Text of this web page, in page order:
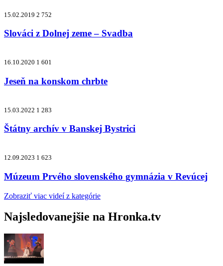
15.02.2019 2 752
Slováci z Dolnej zeme – Svadba
16.10.2020 1 601
Jeseň na konskom chrbte
15.03.2022 1 283
Štátny archív v Banskej Bystrici
12.09.2023 1 623
Múzeum Prvého slovenského gymnázia v Revúcej
Zobraziť viac videí z kategórie
Najsledovanejšie na Hronka.tv